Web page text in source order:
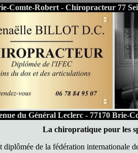
Comte-Robert - Chiropracteur 77
du Général Leclerc - 77170 Brie-
La chiropratique pour les
de la fédération internationale